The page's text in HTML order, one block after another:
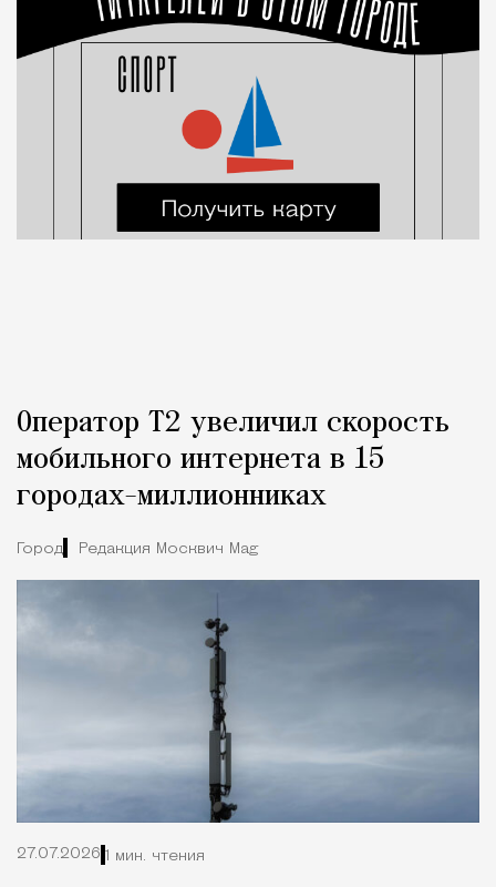
Оператор Т2 увеличил скорость
мобильного интернета в 15
городах-миллионниках
Город Редакция Москвич Mag
27.07.2026 1 мин. чтения